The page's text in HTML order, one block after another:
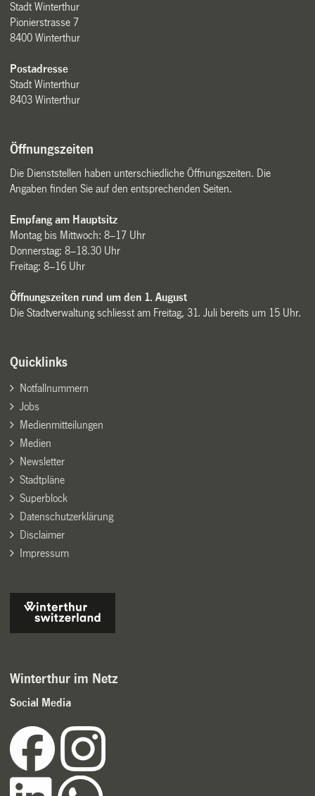
Stadt Winterthur
Pionierstrasse 7
8400 Winterthur
Postadresse
Stadt Winterthur
8403 Winterthur
Öffnungszeiten
Die Dienststellen haben unterschiedliche Öffnungszeiten. Die
Angaben finden Sie auf den entsprechenden Seiten.
Empfang am Hauptsitz
Montag bis Mittwoch: 8–17 Uhr
Donnerstag: 8–18.30 Uhr
Freitag: 8–16 Uhr
Öffnungszeiten rund um den 1. August
Die Stadtverwaltung schliesst am Freitag, 31. Juli bereits um 15 Uhr.
Quicklinks
Notfallnummern
Jobs
Medienmitteilungen
Medien
Newsletter
Stadtpläne
Superblock
Datenschutzerklärung
Disclaimer
Impressum
Winterthur im Netz
Social Media